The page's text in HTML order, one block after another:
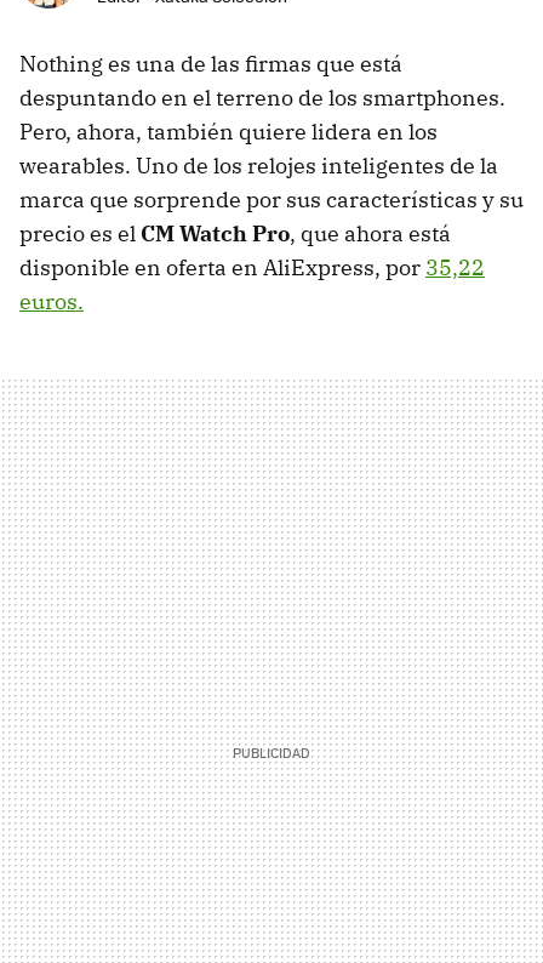
Nothing es una de las firmas que está
despuntando en el terreno de los smartphones.
Pero, ahora, también quiere lidera en los
wearables. Uno de los relojes inteligentes de la
marca que sorprende por sus características y su
precio es el CM Watch Pro, que ahora está
disponible en oferta en AliExpress, por 35,22
euros.